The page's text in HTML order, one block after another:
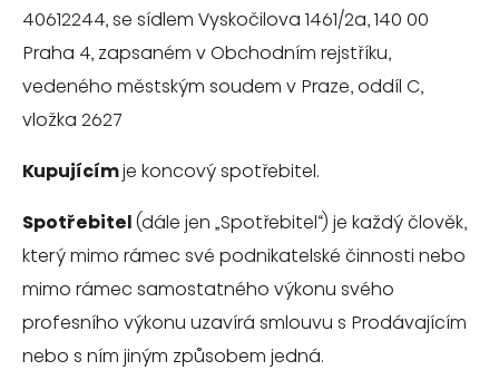
40612244, se sídlem Vyskočilova 1461/2a, 140 00
Praha 4, zapsaném v Obchodním rejstříku,
vedeného městským soudem v Praze, oddíl C,
vložka 2627
Kupujícímje koncový spotřebitel.
Spotřebitel(dále jen „Spotřebitel“) je každý člověk,
který mimo rámec své podnikatelské činnosti nebo
mimo rámec samostatného výkonu svého
profesního výkonu uzavírá smlouvu s Prodávajícím
nebo s ním jiným způsobem jedná.